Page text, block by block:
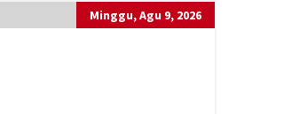
Minggu, Agu 9, 2026